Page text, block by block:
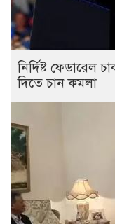
নির্দিষ্ট ফেডারেল
দিতে চান কমলা